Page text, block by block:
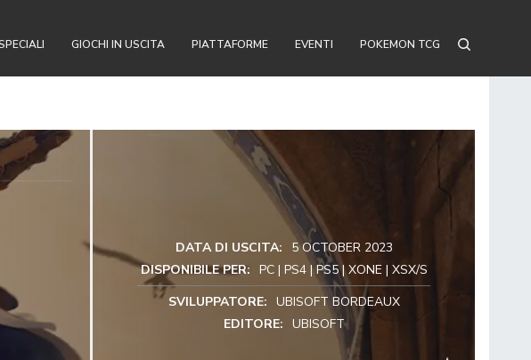
GIOCHI IN USCITA PIATTAFORME EVENTI POKEMON TCG
DATA DI USCITA:
5 OCTOBER 2023
DISPONIBILE PER: PC | PS4 | PS5 | XONE | XSX/S
SVILUPPATORE: UBISOFT BORDEAUX
EDITORE: UBISOFT